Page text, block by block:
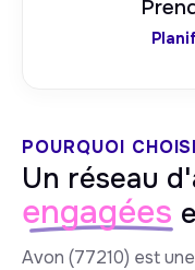
POURQUOI
Un réseau
engagées
Avon (77210) est